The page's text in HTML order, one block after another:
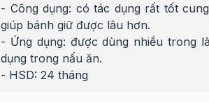
- Công dụng: có tác dụng rất tốt
giúp bánh giữ được lâu hơn.
- Ứng dụng: được dùng nhiều trong
dụng trong nấu ăn.
- HSD: 24 tháng